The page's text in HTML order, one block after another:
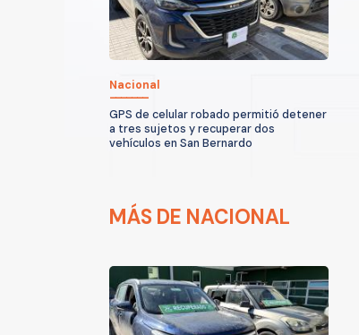
Nacional
GPS de celular robado permitió detener
a tres sujetos y recuperar dos
vehículos en San Bernardo
MÁS DE NACIONAL